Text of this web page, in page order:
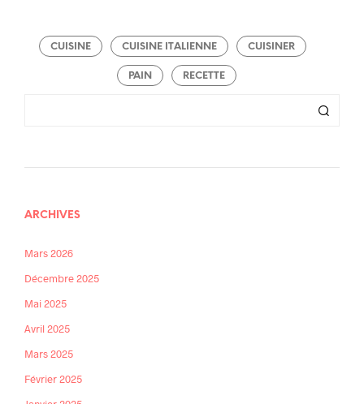
CUISINE CUISINE ITALIENNE CUISINER
PAIN RECETTE
ARCHIVES
Mars 2026
Décembre 2025
Mai 2025
Avril 2025
Mars 2025
Février 2025